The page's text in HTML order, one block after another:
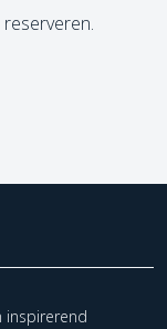
reserveren.
inspirerend